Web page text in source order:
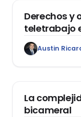
Derechos y
teletrabajo
La
bicameral